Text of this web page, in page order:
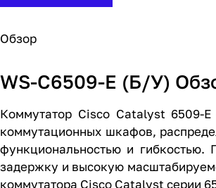
Обзор
WS-C6509-E (Б/У)
Коммутатор Cisco Catalyst 6509-E
коммутационных шкафов,
функциональностью и гибкостью.
задержку и высокую
коммутатора Cisco Catalyst серии